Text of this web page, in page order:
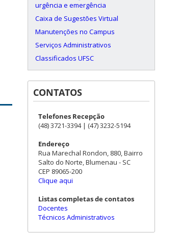
urgência e emergência
Caixa de Sugestões Virtual
Manutenções no Campus
Serviços Administrativos
Classificados UFSC
CONTATOS
Telefones Recepção
(48) 3721-3394 | (47) 3232-5194
Endereço
Rua Marechal Rondon, 880, Bairro
Salto do Norte, Blumenau - SC
CEP 89065-200
Clique aqui
Listas completas de contatos
Docentes
Técnicos Administrativos